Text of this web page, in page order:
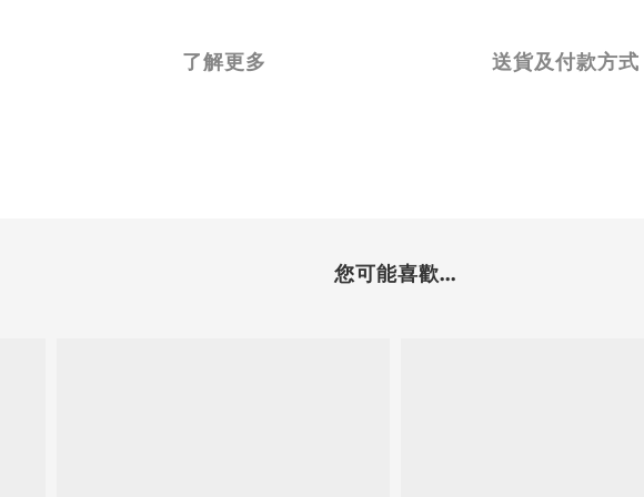
了解更多 送貨及付款方式
您可能喜歡...